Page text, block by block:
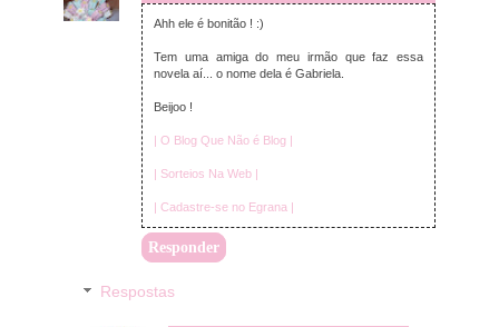
Ahh ele é bonitão ! :)
Tem uma amiga do meu irmão que faz essa
novela aí... o nome dela é Gabriela.
Beijoo !
| O Blog Que Não é Blog |
| Sorteios Na Web |
| Cadastre-se no Egrana |
Responder
Respostas